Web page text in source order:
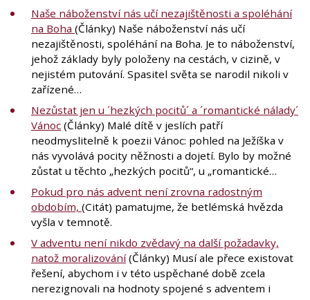
Naše náboženství nás učí nezajištěnosti a spoléhání
na Boha (Články) Naše náboženství nás učí
nezajištěnosti, spoléhání na Boha. Je to náboženství,
jehož základy byly položeny na cestách, v cizině, v
nejistém putování. Spasitel světa se narodil nikoli v
zařízené…
Nezůstat jen u ´hezkých pocitů´ a ´romantické nálady´
Vánoc (Články) Malé dítě v jeslích patří
neodmyslitelně k poezii Vánoc: pohled na Ježíška v
nás vyvolává pocity něžnosti a dojetí. Bylo by možné
zůstat u těchto „hezkých pocitů“, u „romantické…
Pokud pro nás advent není zrovna radostným
obdobím, (Citát) pamatujme, že betlémská hvězda
vyšla v temnotě.
V adventu není nikdo zvědavý na další požadavky,
natož moralizování(Články) Musí ale přece existovat
řešení, abychom i v této uspěchané době zcela
nerezignovali na hodnoty spojené s adventem i